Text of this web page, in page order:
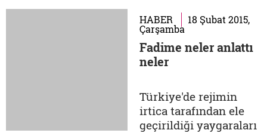
Filistin davasına
yönelik bir geceyi bu
şekilde manşetlere
taşıması 28 Şubat'a
noktalarından birini
teşkil ediyordu. Aynı
gazetenin baş...
HABER 18 Şubat 2015,
Çarşamba
Fadime neler anlattı
neler
Türkiye'de rejimin
irtica tarafından ele
geçirildiği yaygaraları